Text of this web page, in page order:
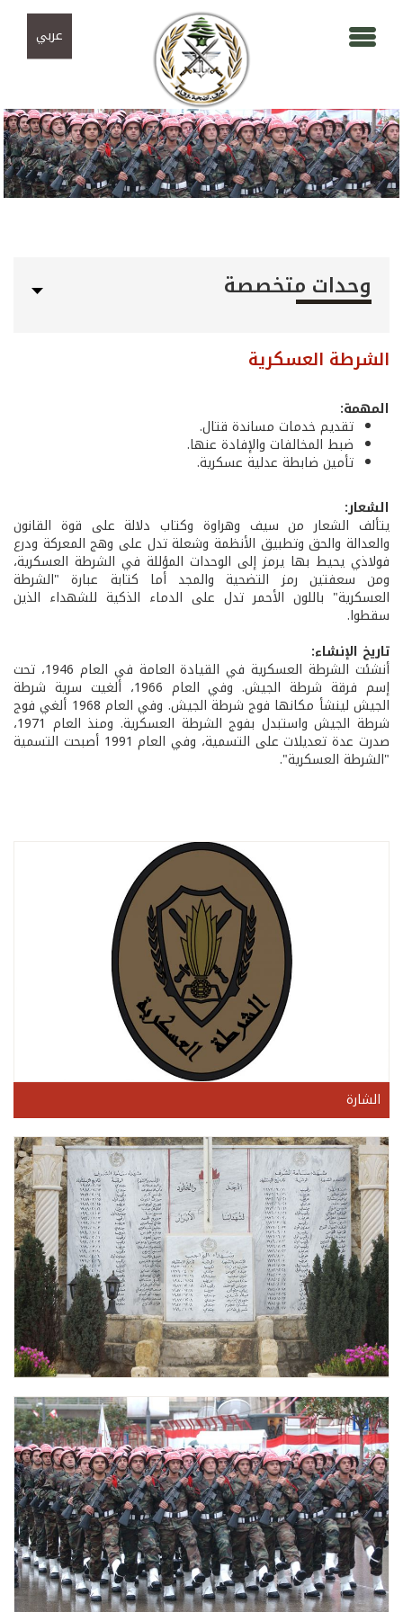
عربي
وحدات متخصصة
الشرطة العسكرية
المهمة:
تقديم خدمات مساندة قتال.
ضبط المخالفات والإفادة عنها.
تأمين ضابطة عدلية عسكرية.
الشعار:
يتألف الشعار من سيف وهراوة وكتاب دلالة على قوة القانون
والعدالة والحق وتطبيق الأنظمة وشعلة تدل على وهج المعركة ودرع
فولاذي يحيط بها يرمز إلى الوحدات المؤللة في الشرطة العسكرية،
ومن سعفتين رمز التضحية والمجد أما كتابة عبارة "الشرطة
العسكرية" باللون الأحمر تدل على الدماء الذكية للشهداء الذين
سقطوا.
تاريخ الإنشاء:
أنشئت الشرطة العسكرية في القيادة العامة في العام 1946، تحت
إسم فرقة شرطة الجيش. وفي العام 1966، ألغيت سرية شرطة
الجيش لينشأ مكانها فوج شرطة الجيش. وفي العام 1968 ألغي فوج
شرطة الجيش واستبدل بفوج الشرطة العسكرية. ومنذ العام 1971،
صدرت عدة تعديلات على التسمية، وفي العام 1991 أصبحت التسمية
"الشرطة العسكرية".
الشارة